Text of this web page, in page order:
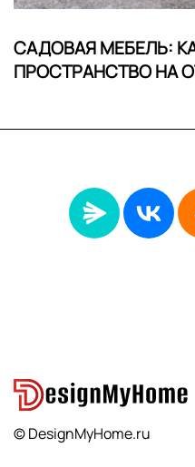
САДОВАЯ МЕБЕЛЬ:
ПРОСТРАНСТВО НА
© DesignMyHome.ru